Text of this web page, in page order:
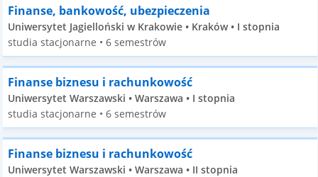
Finanse, bankowość, ubezpieczenia
Uniwersytet Jagielloński w Krakowie • Kraków • I stopnia
studia stacjonarne • 6 semestrów
Finanse biznesu i rachunkowość
Uniwersytet Warszawski • Warszawa • I stopnia
studia stacjonarne • 6 semestrów
Finanse biznesu i rachunkowość
Uniwersytet Warszawski • Warszawa • II stopnia